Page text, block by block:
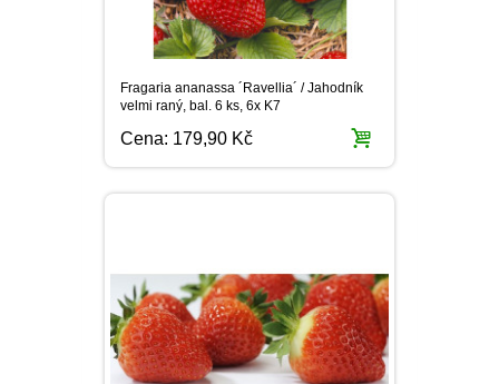
Fragaria ananassa ´Ravellia´ / Jahodník
velmi raný, bal. 6 ks, 6x K7
Cena: 179,90 Kč